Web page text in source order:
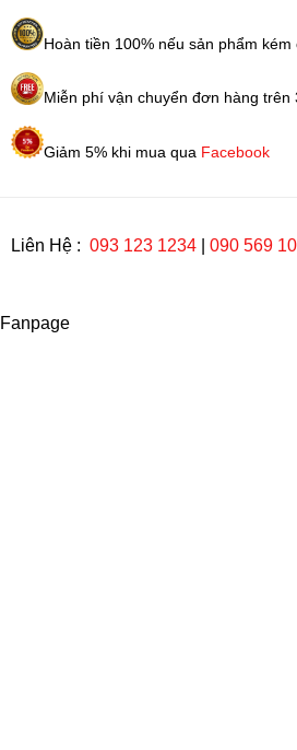
Hoàn tiền 100% nếu sản phẩm
Miễn phí vận chuyển đơn hàng trên
Giảm 5% khi mua qua Facebook
Liên Hệ : 093 123 1234 090 569
Fanpage